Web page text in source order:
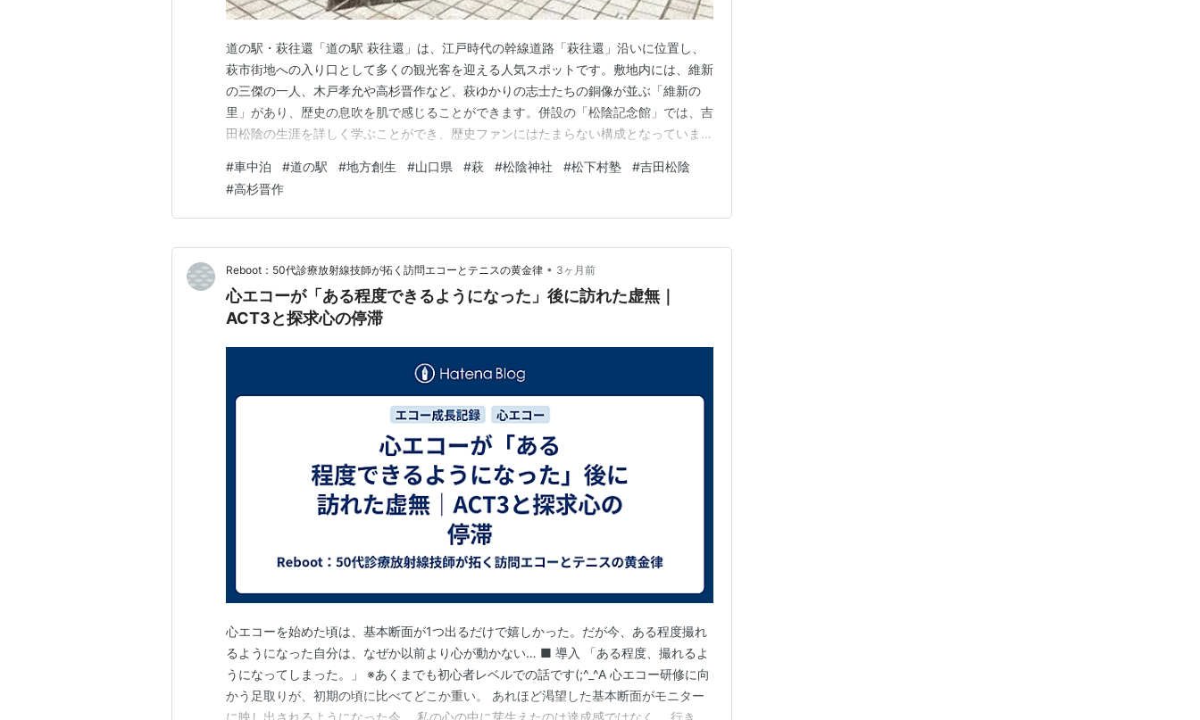
道の駅・萩往還「道の駅 萩往還」は、江戸時代の幹線道路「萩往還」沿いに位置し、
萩市街地への入り口として多くの観光客を迎える人気スポットです。敷地内には、維新
の三傑の一人、木戸孝允や高杉晋作など、萩ゆかりの志士たちの銅像が並ぶ「維新の
里」があり、歴史の息吹を肌で感じることができます。併設の「松陰記念館」では、吉
田松陰の生涯を詳しく学ぶことができ、歴史ファンにはたまらない構成となっていま
9889【Official site】 ランキング参加中【公式】2025年開設ブログ ランキング参加中
道の駅 ランキング…
#車中泊 #道の駅 #地方創生 #山口県 #萩 #松陰神社 #松下村塾 #吉田松陰
#高杉晋作
Reboot：50代診療放射線技師が拓く訪問エコーとテニスの黄金律 • 3ヶ月前
心エコーが「ある程度できるようになった」後に訪れた虚無｜
ACT3と探求心の停滞
心エコーを始めた頃は、基本断面が1つ出るだけで嬉しかった。だが今、ある程度撮れ
るようになった自分は、なぜか以前より心が動かない… ■ 導入 「ある程度、撮れるよ
うになってしまった。」 ※あくまでも初心者レベルでの話です(;^_^A 心エコー研修に向
かう足取りが、初期の頃に比べてどこか重い。 あれほど渇望した基本断面がモニター
に映し出されるようになった今、 私の心の中に芽生えたのは達成感ではなく、 行き先